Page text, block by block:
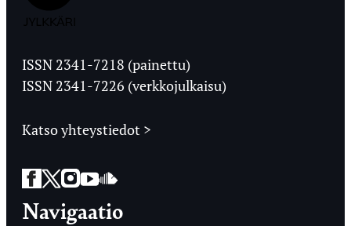
Ylioppilaslehti
ISSN 2341-7218 (painettu)
ISSN 2341-7226 (verkkojulkaisu)
Katso yhteystiedot >
Facebook
Twitter
Instagram
YouTube
SoundCloud
Navigaatio